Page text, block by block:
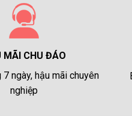
MÃI CHU ĐÁO
ngày, hậu mãi chuyên
nghiệp